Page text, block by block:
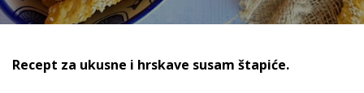
Recept za ukusne i hrskave susam štapiće.